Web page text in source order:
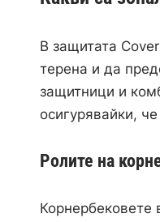
В защитата
терена и да
защитници и
осигурявайки,
Ролите на
Корнербековете